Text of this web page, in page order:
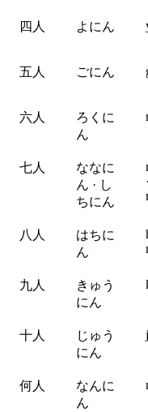
四人 よにん
五人 ごにん
六人
ろくに
ん
七人
ななに
ん · し
ちにん
八人
はちに
ん
九人
きゅう
にん
十人
じゅう
にん
何人
なんに
ん